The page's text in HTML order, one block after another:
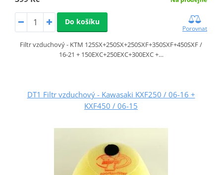
Do košíku
Porovnat
Filtr vzduchový - KTM 125SX+250SX+250SXF+350SXF+450SXF /
16-21 + 150EXC+250EXC+300EXC +…
DT1 Filtr vzduchový - Kawasaki KXF250 / 06-16 +
KXF450 / 06-15